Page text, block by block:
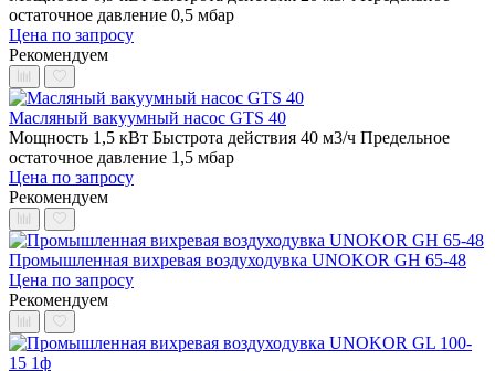
остаточное давление 0,5 мбар
Цена по запросу
Рекомендуем
Масляный вакуумный насос GTS 40
Мощность 1,5 кВт Быстрота действия 40 м3/ч Предельное
остаточное давление 1,5 мбар
Цена по запросу
Рекомендуем
Промышленная вихревая воздуходувка UNOKOR GH 65-48
Цена по запросу
Рекомендуем